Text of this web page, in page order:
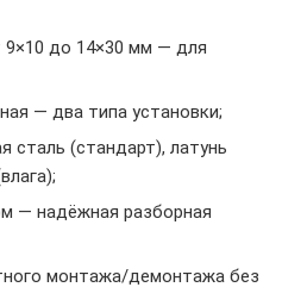
до 14×30 мм — для
— два типа установки;
сталь (стандарт), латунь
— надёжная разборная
монтажа/демонтажа без